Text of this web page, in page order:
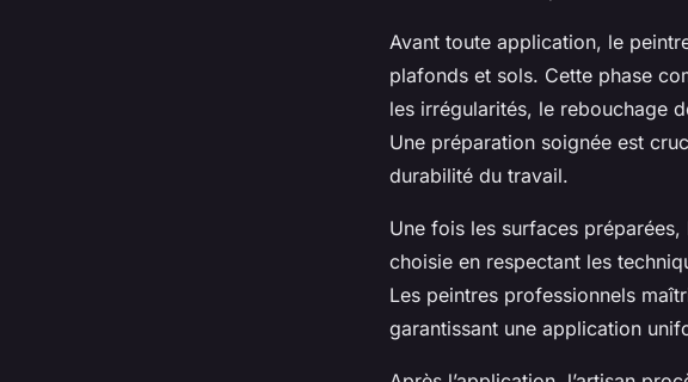
Avant toute application, le
plafonds et sols. Cette phase
les irrégularités, le rebouchage
Une préparation soignée est
durabilité du travail.
Une fois les surfaces
choisie en respectant les
Les peintres professionnels
garantissant une application